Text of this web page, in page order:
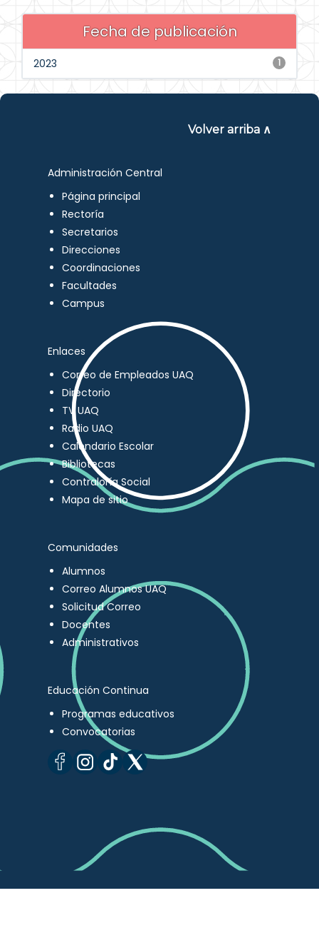
Fecha de publicación
1
2023
Volver arriba ∧
Administración Central
Página principal
Rectoría
Secretarios
Direcciones
Coordinaciones
Facultades
Campus
Enlaces
Correo de Empleados UAQ
Directorio
TV UAQ
Radio UAQ
Calendario Escolar
Bibliotecas
Contraloría Social
Mapa de sitio
Comunidades
Alumnos
Correo Alumnos UAQ
Solicitud Correo
Docentes
Administrativos
Educación Continua
Programas educativos
Convocatorias